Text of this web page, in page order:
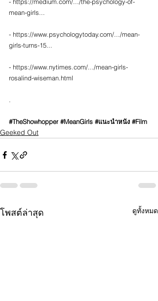
mean-girls...
- https://www.psychologytoday.com/.../mean-
girls-turns-15...
- https://www.nytimes.com/.../mean-girls-
rosalind-wiseman.html
.
#TheShowhopper #MeanGirls #แนะนำหนัง #Film
Geeked Out
โพสต์ล่าสุด ดูทั้งหมด